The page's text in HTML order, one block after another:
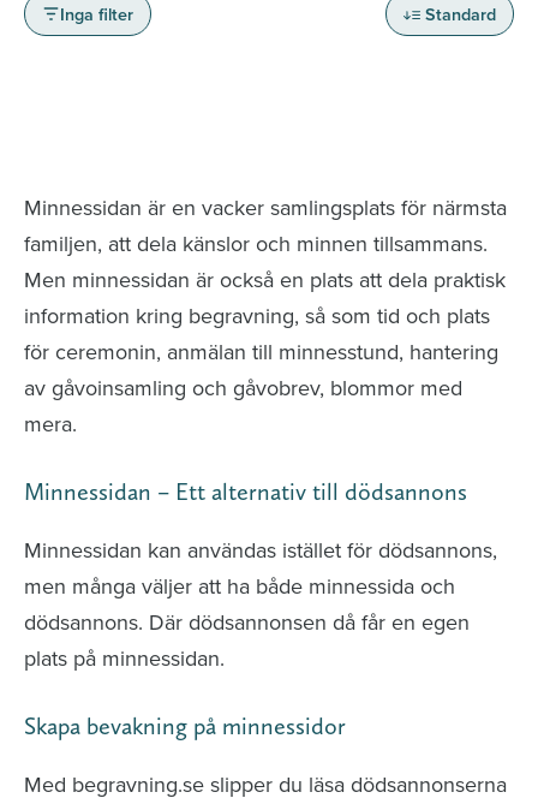
Inga filter Standard
Minnessidan är en vacker samlingsplats för närmsta
familjen, att dela känslor och minnen tillsammans.
Men minnessidan är också en plats att dela praktisk
information kring begravning, så som tid och plats
för ceremonin, anmälan till minnesstund, hantering
av gåvoinsamling och gåvobrev, blommor med
mera.
Minnessidan – Ett alternativ till dödsannons
Minnessidan kan användas istället för dödsannons,
men många väljer att ha både minnessida och
dödsannons. Där dödsannonsen då får en egen
plats på minnessidan.
Skapa bevakning på minnessidor
Med begravning.se slipper du läsa dödsannonserna